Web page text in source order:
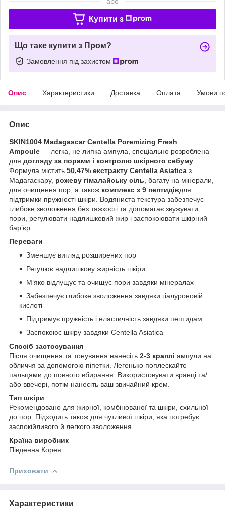
Купити з
Що таке купити з Пром?
Замовлення під захистом
Опис Характеристики Доставка Оплата Умови
Опис
SKIN1004 Madagascar Centella Poremizing Fresh
Ampoule — легка, не липка ампула, спеціально розроблена
для догляду за порами і контролю шкірного себуму
Формула містить 50,47% екстракту Centella Asiatica з
Мадагаскару, рожеву гімалайську сіль , багату на мінерали,
для очищення пор, а також комплекс з 9 пептидівдля
підтримки пружності шкіри. Водяниста текстура забезпечує
глибоке зволоження без тяжкості та допомагає звужувати
пори, регулювати надлишковий жир і заспокоювати шкірний
бар’єр.
Переваги
Зменшує вигляд розширених пор
Регулює надлишкову жирність шкіри
М’яко відлущує та очищує пори завдяки мінералах
Забезпечує глибоке зволоження завдяки гіалуроновій
кислоті
Підтримує пружність і еластичність завдяки пептидам
Заспокоює шкіру завдяки Centella Asiatica
Спосіб застосування
Після очищення та тонування нанесіть 2‑3 краплі ампули на
обличчя за допомогою піпетки. Легенько поплескайте
пальцями до повного вбирання. Використовувати вранці та/
або ввечері, потім нанесіть ваш звичайний крем.
Тип шкіри
Рекомендовано для жирної, комбінованої та шкіри, схильної
до пор. Підходить також для чутливої шкіри, яка потребує
заспокійливого й легкого зволоження.
Країна виробник
Південна Корея
Приховати
Характеристики